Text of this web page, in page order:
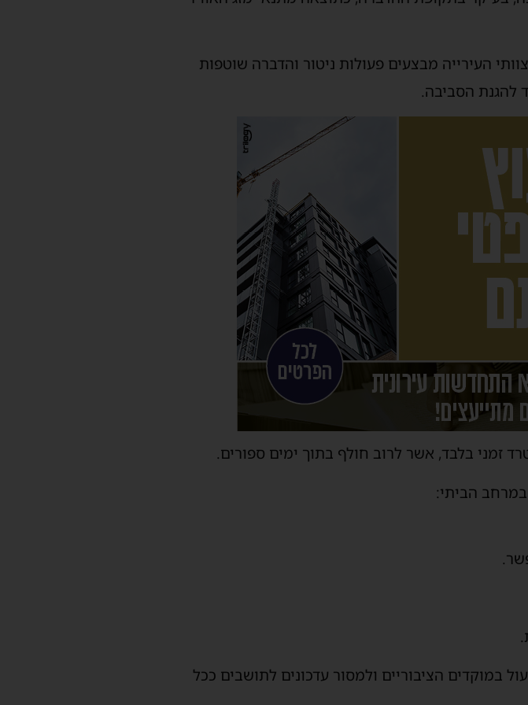
העירייה מבצעים פעולות ניטור והדברה שוטפות
להגנת הסביבה.
זמני בלבד, אשר לרוב חולף בתוך ימים ספורים.
הביתי:
במוקדים הציבוריים ולמסור עדכונים לתושבים ככל